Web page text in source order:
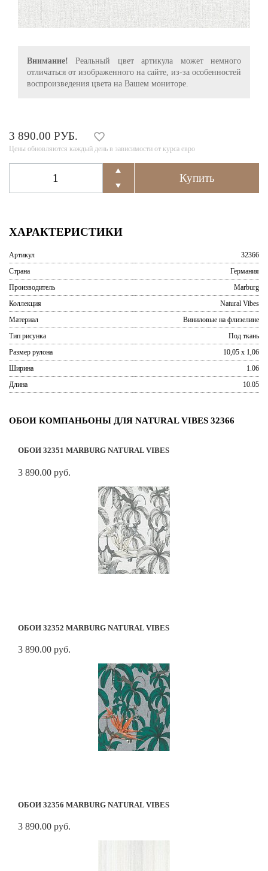
Внимание! Реальный цвет артикула может немного
отличаться от изображенного на сайте, из-за особенностей
воспроизведения цвета на Вашем мониторе.
3 890.00 РУБ.
Цены обновляются каждый день в зависимости от курса евро
ХАРАКТЕРИСТИКИ
Артикул
32366
Страна
Германия
Производитель
Marburg
Коллекция
Natural Vibes
Материал
Виниловые на флизелине
Тип рисунка
Под ткань
Размер рулона
10,05 x 1,06
Ширина
1.06
Длина
10.05
ОБОИ КОМПАНЬОНЫ ДЛЯ NATURAL VIBES 32366
ОБОИ 32351 MARBURG NATURAL VIBES
3 890.00 руб.
ОБОИ 32352 MARBURG NATURAL VIBES
3 890.00 руб.
ОБОИ 32356 MARBURG NATURAL VIBES
3 890.00 руб.